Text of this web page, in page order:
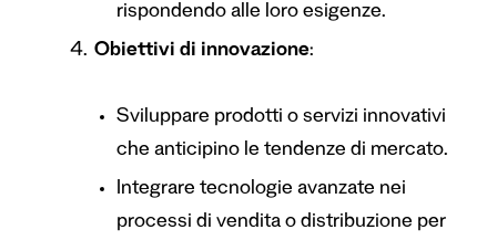
rispondendo alle loro esigenze.
Obiettivi di innovazione:
Sviluppare prodotti o servizi innovativi
che anticipino le tendenze di mercato.
Integrare tecnologie avanzate nei
processi di vendita o distribuzione per